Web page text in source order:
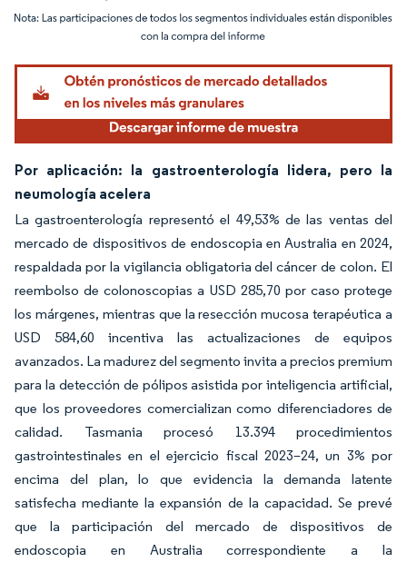
Imagen © Mordor Intelligence. El uso requiere atribución según CC BY 4.0.
Por aplicación: la gastroenterología lidera, pero la
neumología acelera
La gastroenterología representó el 49,53% de las ventas del
mercado de dispositivos de endoscopia en Australia en 2024,
respaldada por la vigilancia obligatoria del cáncer de colon. El
reembolso de colonoscopias a USD 285,70 por caso protege
los márgenes, mientras que la resección mucosa terapéutica a
USD 584,60 incentiva las actualizaciones de equipos
avanzados. La madurez del segmento invita a precios premium
para la detección de pólipos asistida por inteligencia artificial,
que los proveedores comercializan como diferenciadores de
calidad. Tasmania procesó 13.394 procedimientos
gastrointestinales en el ejercicio fiscal 2023–24, un 3% por
encima del plan, lo que evidencia la demanda latente
satisfecha mediante la expansión de la capacidad. Se prevé
que la participación del mercado de dispositivos de
endoscopia en Australia correspondiente a la